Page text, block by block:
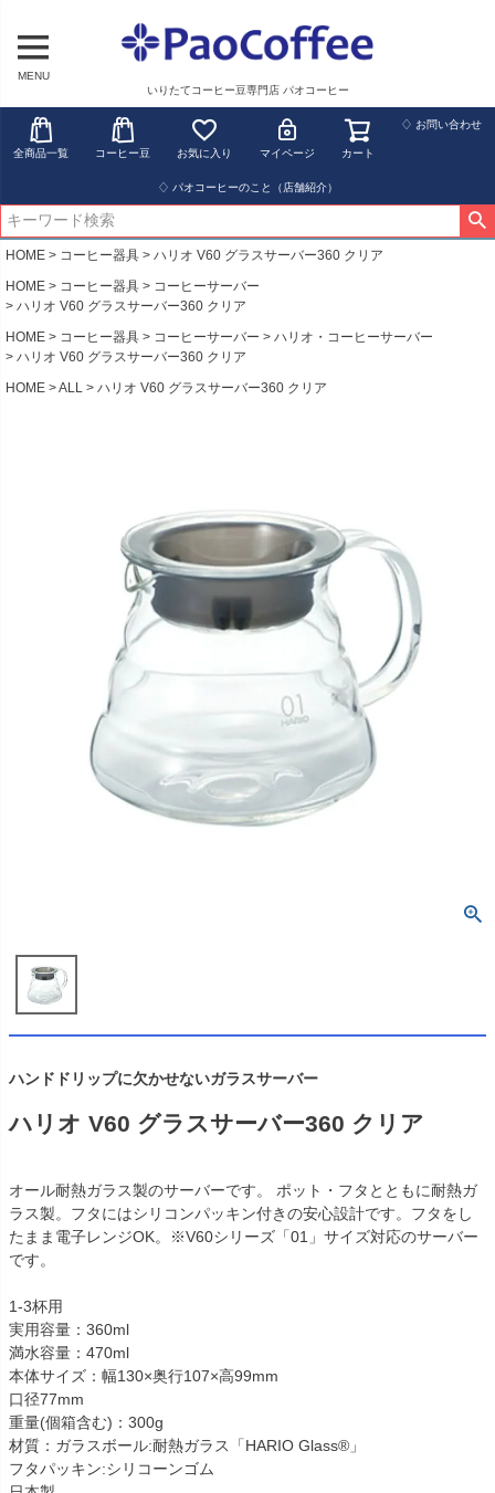
MENU
いりたてコーヒー豆専門店 パオコーヒー
全商品一覧 コーヒー豆 お気に入り マイページ カート
♢ お問い合わせ
♢ パオコーヒーのこと（店舗紹介）
HOME コーヒー器具
ハリオ V60 グラスサーバー360 クリア
HOME
コーヒー器具
コーヒーサーバー
ハリオ V60 グラスサーバー360 クリア
HOME
コーヒー器具 コーヒーサーバー
ハリオ・コーヒーサーバー
ハリオ V60 グラスサーバー360 クリア
HOME
ALL ハリオ V60 グラスサーバー360 クリア
ハンドドリップに欠かせないガラスサーバー
ハリオ V60 グラスサーバー360 クリア
オール耐熱ガラス製のサーバーです。 ポット・フタとともに耐熱ガ
ラス製。フタにはシリコンパッキン付きの安心設計です。フタをし
たまま電子レンジOK。※V60シリーズ「01」サイズ対応のサーバー
です。
1-3杯用
実用容量：360ml
満水容量：470ml
本体サイズ：幅130×奥行107×高99mm
口径77mm
重量(個箱含む)：300g
材質：ガラスボール:耐熱ガラス「HARIO Glass®」
フタパッキン:シリコーンゴム